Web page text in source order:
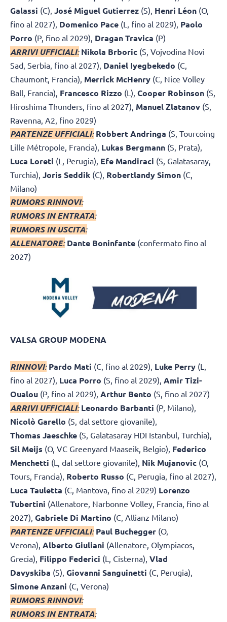
Galassi (C), José Miguel Gutierrez (S), Henri Léon (O,
fino al 2027), Domenico Pace (L, fino al 2029), Paolo
Porro (P, fino al 2029), Dragan Travica (P)
ARRIVI UFFICIALI: Nikola Brboric (S, Vojvodina Novi
Sad, Serbia, fino al 2027), Daniel Iyegbekedo (C,
Chaumont, Francia), Merrick McHenry (C, Nice Volley
Ball, Francia), Francesco Rizzo (L), Cooper Robinson (S,
Hiroshima Thunders, fino al 2027), Manuel Zlatanov (S,
Ravenna, A2, fino 2029)
PARTENZE UFFICIALI: Robbert Andringa (S, Tourcoing
Lille Métropole, Francia), Lukas Bergmann (S, Prata),
Luca Loreti (L, Perugia), Efe Mandiraci (S, Galatasaray,
Turchia), Joris Seddik (C), Robertlandy Simon (C,
Milano)
RUMORS RINNOVI:
RUMORS IN ENTRATA:
RUMORS IN USCITA:
ALLENATORE: Dante Boninfante (confermato fino al
2027)
VALSA GROUP MODENA
RINNOVI: Pardo Mati (C, fino al 2029), Luke Perry (L,
fino al 2027), Luca Porro (S, fino al 2029), Amir Tizi-
Oualou (P, fino al 2029), Arthur Bento (S, fino al 2027)
ARRIVI UFFICIALI: Leonardo Barbanti (P, Milano),
Nicolò Garello (S, dal settore giovanile),
Thomas Jaeschke (S, Galatasaray HDI Istanbul, Turchia),
Sil Meijs (O, VC Greenyard Maaseik, Belgio), Federico
Menchetti (L, dal settore giovanile), Nik Mujanovic (O,
Tours, Francia), Roberto Russo (C, Perugia, fino al 2027),
Luca Tauletta (C, Mantova, fino al 2029) Lorenzo
Tubertini (Allenatore, Narbonne Volley, Francia, fino al
2027), Gabriele Di Martino (C, Allianz Milano)
PARTENZE UFFICIALI: Paul Buchegger (O,
Verona), Alberto Giuliani (Allenatore, Olympiacos,
Grecia), Filippo Federici (L, Cisterna), Vlad
Davyskiba (S), Giovanni Sanguinetti (C, Perugia),
Simone Anzani (C, Verona)
RUMORS RINNOVI:
RUMORS IN ENTRATA: